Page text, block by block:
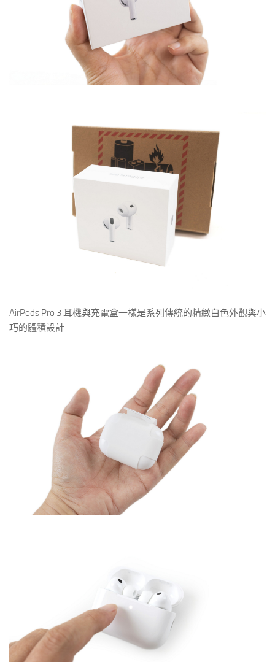
AirPods Pro 3 耳機與充電盒一樣是系列傳統的精緻白色外觀與小
巧的體積設計